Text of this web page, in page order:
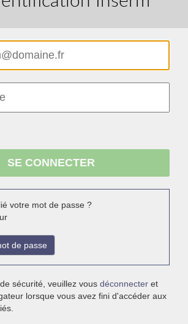
votre mot de passe ?
de passe
sécurité, veuillez vous déconnecter et
lorsque vous avez fini d'accéder aux